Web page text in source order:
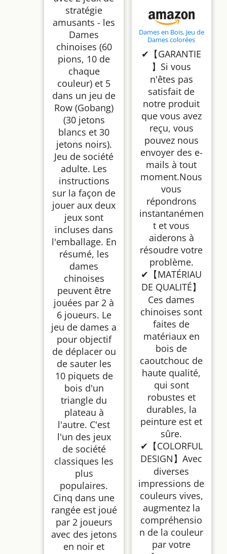
stratégie
amusants - les
Dames
chinoises (60
pions, 10 de
chaque
couleur) et 5
dans un jeu de
Row (Gobang)
(30 jetons
blancs et 30
jetons noirs).
Jeu de société
adulte. Les
instructions
sur la façon de
jouer aux deux
jeux sont
incluses dans
l'emballage. En
résumé, les
dames
chinoises
peuvent être
jouées par 2 à
6 joueurs. Le
jeu de dames a
pour objectif
de déplacer ou
de sauter les
10 piquets de
bois d'un
triangle du
plateau à
l'autre. C'est
l'un des jeux
de société
classiques les
plus
populaires.
Cinq dans une
rangée est joué
par 2 joueurs
avec des jetons
en noir et
Dames en Bois, Jeu de
Dames colorées
pour Enfants Jeu de
société éducatif
Dames Chinoises
Classique Halma
Chinoises Stratégie
Jeu de Famille
Fournitures D'Échecs
Et De Cartes
✔【GARANTIE
】Si vous
n'êtes pas
satisfait de
notre produit
que vous avez
reçu, vous
pouvez nous
envoyer des e-
mails à tout
moment.Nous
vous
répondrons
instantanémen
t et vous
aiderons à
résoudre votre
problème.
✔【MATÉRIAU
DE QUALITÉ】
Ces dames
chinoises sont
faites de
matériaux en
bois de
caoutchouc de
haute qualité,
qui sont
robustes et
durables, la
peinture est et
sûre.
✔【COLORFUL
DESIGN】Avec
diverses
impressions de
couleurs vives,
augmentez la
compréhensio
n de la couleur
par votre